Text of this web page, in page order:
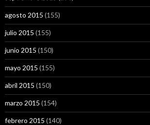
agosto 2015 (155)
julio 2015 (155)
junio 2015 (150)
mayo 2015 (155)
abril 2015 (150)
marzo 2015 (154)
febrero 2015 (140)